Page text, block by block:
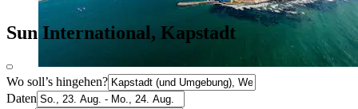
Sun International, Kapstadt
Wo soll’s hingehen?
Daten